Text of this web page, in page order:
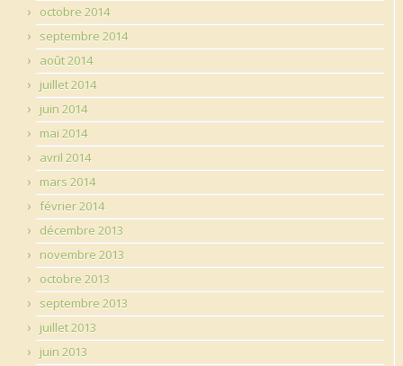
octobre 2014
septembre 2014
août 2014
juillet 2014
juin 2014
mai 2014
avril 2014
mars 2014
février 2014
décembre 2013
novembre 2013
octobre 2013
septembre 2013
juillet 2013
juin 2013